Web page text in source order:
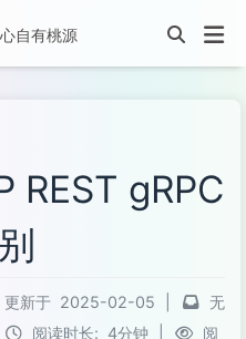
自有桃源
更新于 2025-02-05
无
阅读时长: 4分钟
阅